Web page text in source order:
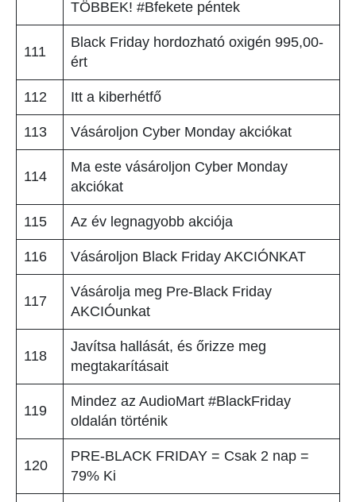
TÖBBEK! #Bfekete péntek
111
Black Friday hordozható oxigén 995,00-
ért
112 Itt a kiberhétfő
113 Vásároljon Cyber Monday akciókat
114
Ma este vásároljon Cyber Monday
akciókat
115 Az év legnagyobb akciója
116 Vásároljon Black Friday AKCIÓNKAT
117
Vásárolja meg Pre-Black Friday
AKCIÓunkat
118
Javítsa hallását, és őrizze meg
megtakarításait
119
Mindez az AudioMart #BlackFriday
oldalán történik
120
PRE-BLACK FRIDAY = Csak 2 nap =
79% Ki